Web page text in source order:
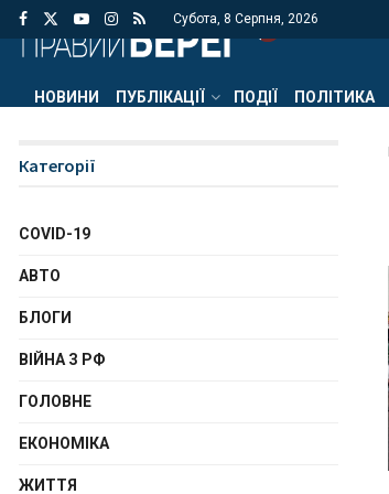
Субота, 8 Серпня, 2026
НОВИНИ ПУБЛІКАЦІЇ ПОДІЇ ПОЛІТИКА
Категорії
COVID-19
АВТО
БЛОГИ
ВІЙНА З РФ
ГОЛОВНЕ
ЕКОНОМІКА
ЖИТТЯ